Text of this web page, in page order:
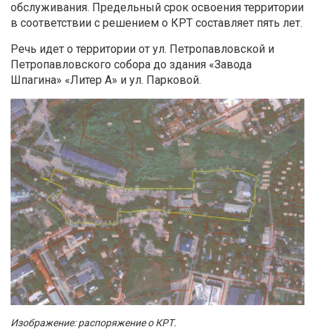
обслуживания. Предельный срок освоения территории
в соответствии с решением о КРТ составляет пять лет.
Речь идет о территории от ул. Петропавловской и
Петропавловского собора до здания «Завода
Шпагина» «Литер А» и ул. Парковой.
Изображение: распоряжение о КРТ.